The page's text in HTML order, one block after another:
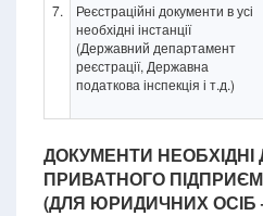
7.
Реєстраційні документи в усі
необхідні інстанції
(Державний департамент
реєстрації, Державна
податкова інспекція і т.д.)
ДОКУМЕНТИ НЕОБХІДНІ
ПРИВАТНОГО
(ДЛЯ ЮРИДИЧНИХ ОСІБ